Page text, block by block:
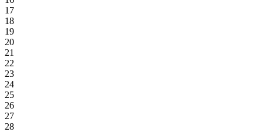
17
18
19
20
21
22
23
24
25
26
27
28